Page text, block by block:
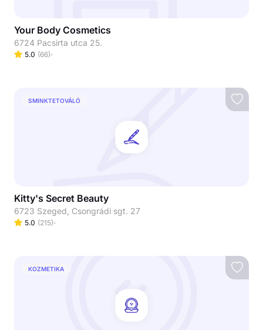
Your Body Cosmetics
6724 Pacsirta utca 25.
5.0 (66)
SMINKTETOVÁLÓ
Kitty's Secret Beauty
6723 Szeged, Csongrádi sgt. 27
5.0 (215)
KOZMETIKA